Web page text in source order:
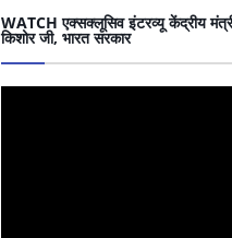
WATCH एक्सक्लूसिव इंटरव्यू केंद्रीय
किशोर जी, भारत सरकार